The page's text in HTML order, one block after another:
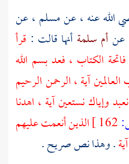
الله عنه ، عنمسلم ، عن
عنأم سلمة أنها قالت : قرأ
الكتاب ، فعد بسم الله
آية ، الرحمن الرحيم
وإياك نستعين آية ، اهدنا
الذين أنعمت عليهم
. وهذا نص صريح .